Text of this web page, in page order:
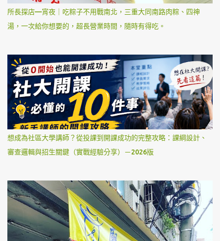
所長探店—宵夜｜吃粽子不用戰南北，三重大同南路肉粽、四神
湯，一次給你想要的，超長營業時間，隨時有得吃。
想成為社區大學講師？從投課到開課成功的完整攻略：課綱設計、
審查邏輯與招生關鍵（實戰經驗分享）－2026版